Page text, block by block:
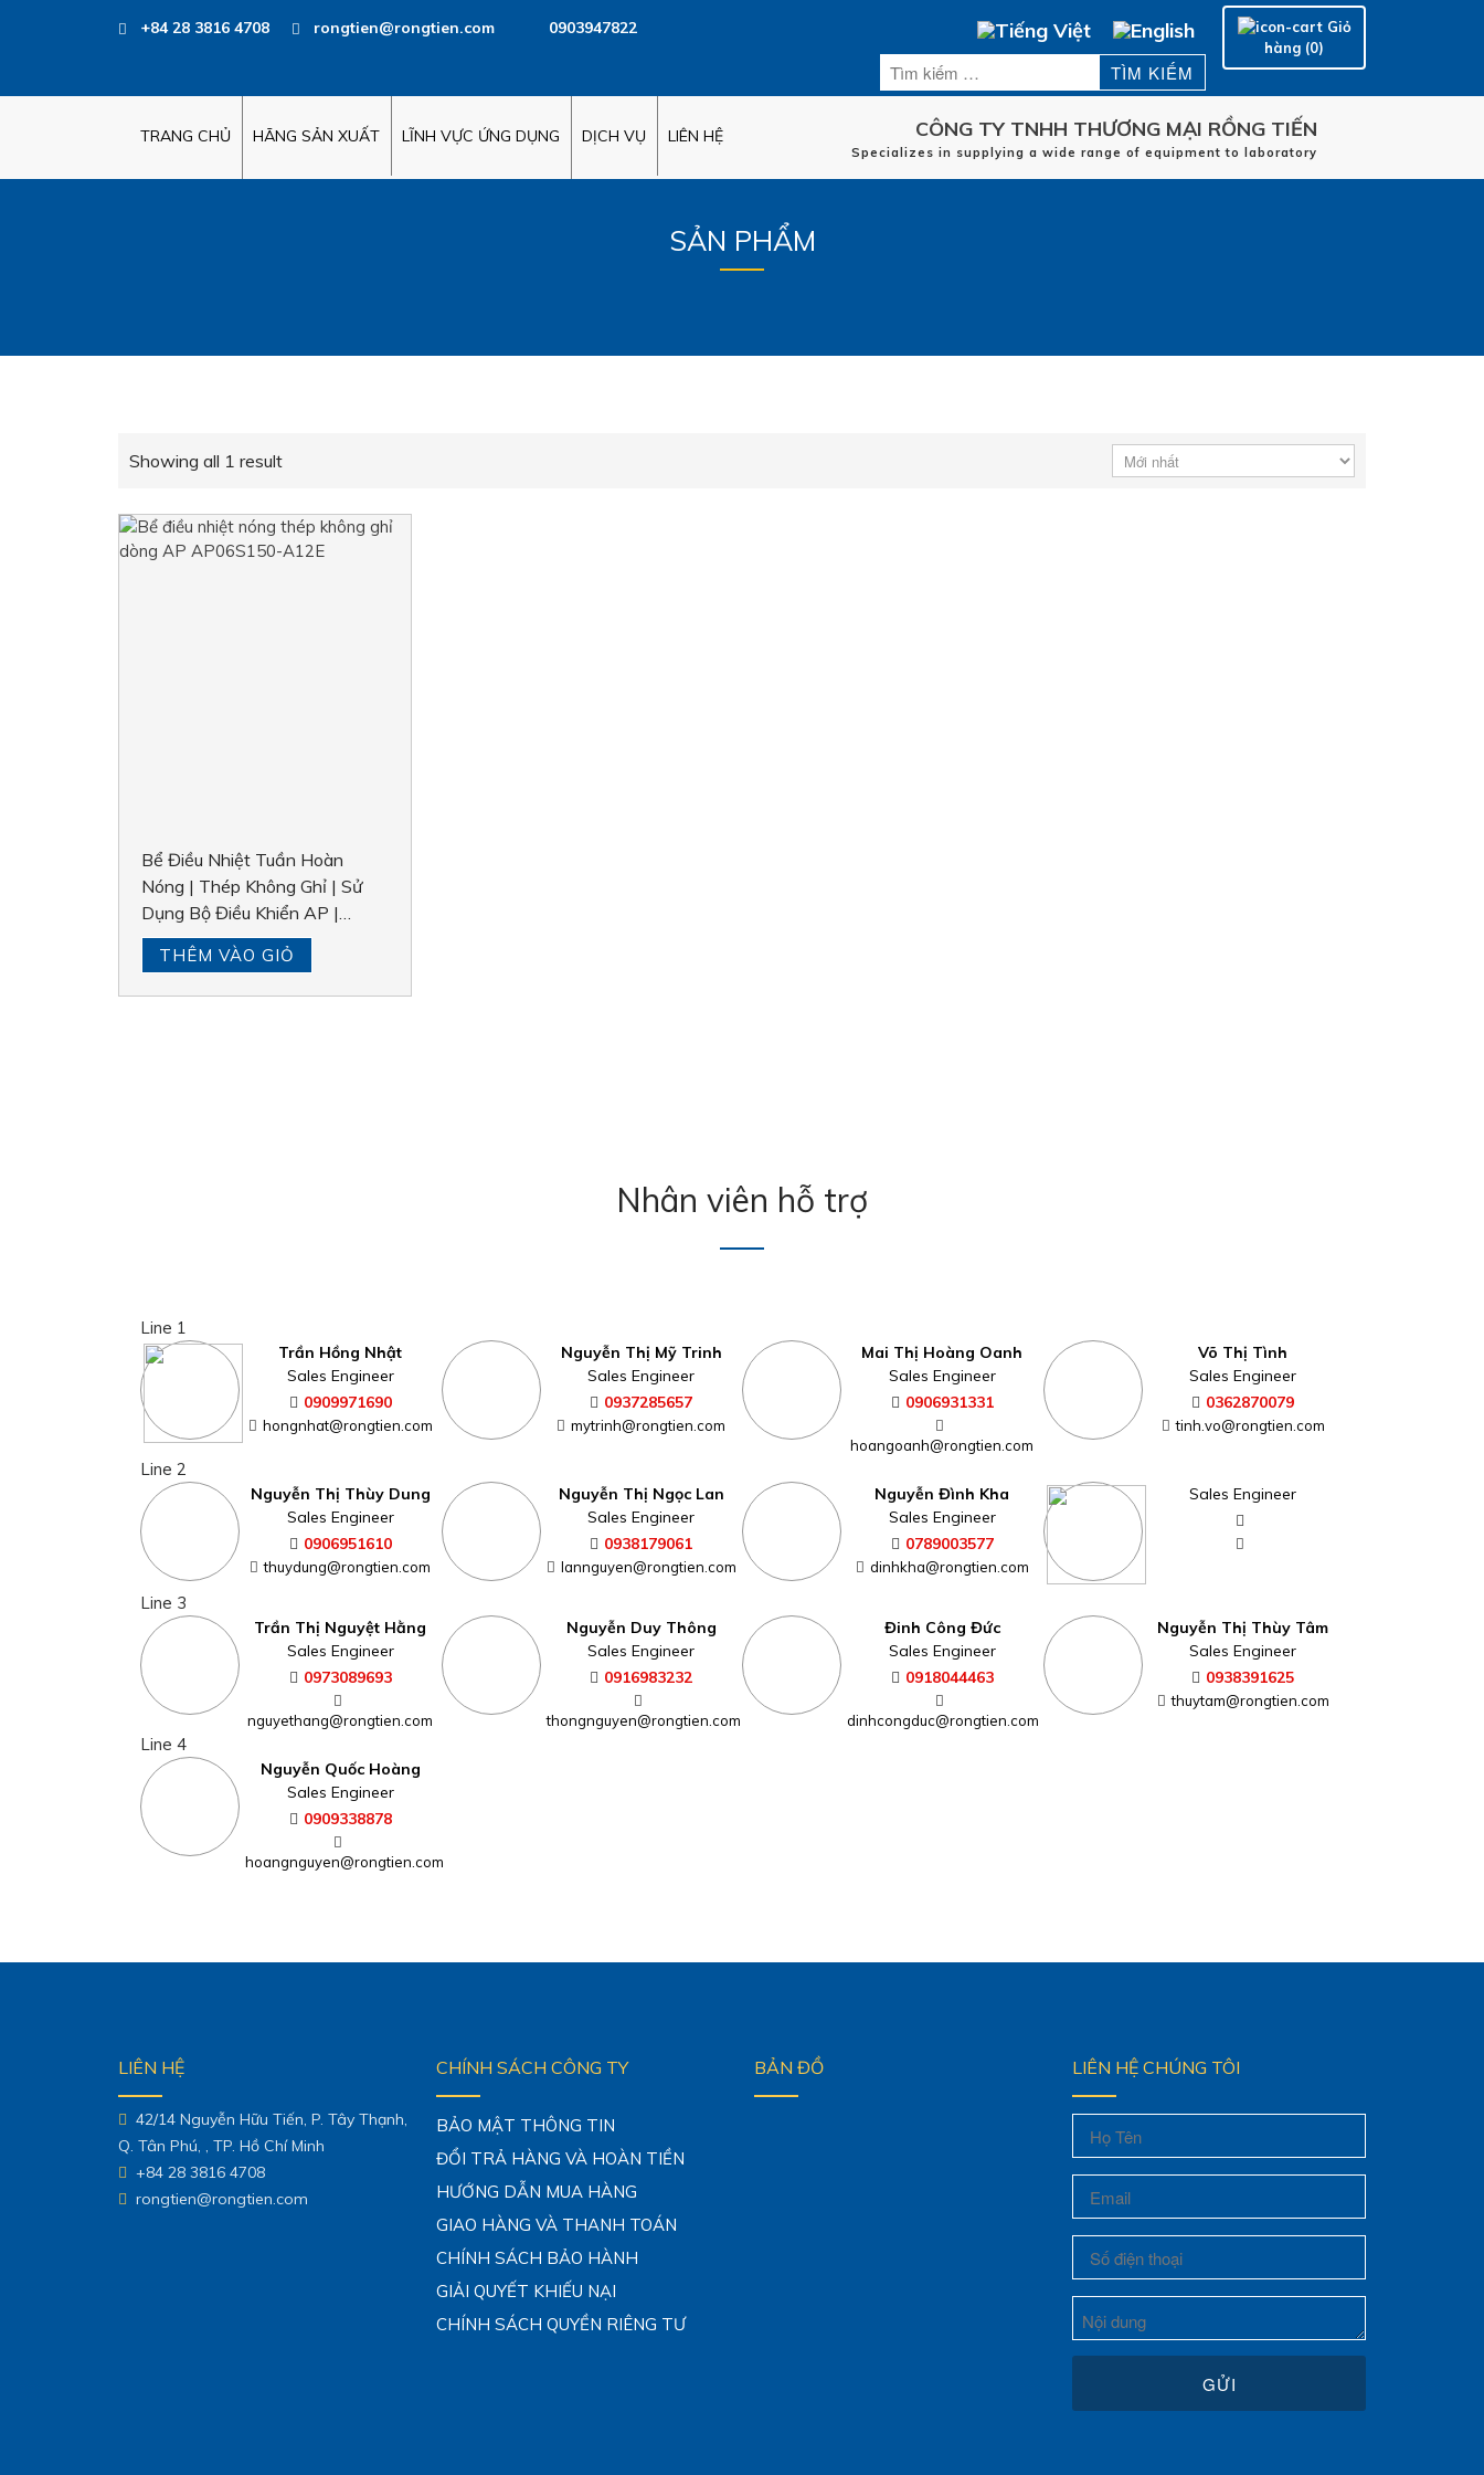
Trang chủ
+84 28 3816 4708 rongtien@rongtien.com 0903947822
Giỏ
hàng (0)
CÔNG TY TNHH THƯƠNG MẠI RỒNG TIẾN
Specializes in supplying a wide range of equipment to laboratory
TRANG CHỦ HÃNG SẢN XUẤT LĨNH VỰC ỨNG DỤNG DỊCH VỤ LIÊN HỆ
SẢN PHẨM
Showing all 1 result
Bể Điều Nhiệt Tuần Hoàn
Nóng | Thép Không Ghỉ | Sử
Dụng Bộ Điều Khiển AP |
Polyscience
THÊM VÀO GIỎ
Nhân viên hỗ trợ
Line 1
Trần Hồng Nhật
Sales Engineer
0909971690
hongnhat@rongtien.com
Nguyễn Thị Mỹ Trinh
Sales Engineer
0937285657
mytrinh@rongtien.com
Mai Thị Hoàng Oanh
Sales Engineer
0906931331
hoangoanh@rongtien.com
Võ Thị Tình
Sales Engineer
0362870079
tinh.vo@rongtien.com
Line 2
Nguyễn Thị Thùy Dung
Sales Engineer
0906951610
thuydung@rongtien.com
Nguyễn Thị Ngọc Lan
Sales Engineer
0938179061
lannguyen@rongtien.com
Nguyễn Đình Kha
Sales Engineer
0789003577
dinhkha@rongtien.com
Sales Engineer
Line 3
Trần Thị Nguyệt Hằng
Sales Engineer
0973089693
nguyethang@rongtien.com
Nguyễn Duy Thông
Sales Engineer
0916983232
thongnguyen@rongtien.com
Đinh Công Đức
Sales Engineer
0918044463
dinhcongduc@rongtien.com
Nguyễn Thị Thùy Tâm
Sales Engineer
0938391625
thuytam@rongtien.com
Line 4
Nguyễn Quốc Hoàng
Sales Engineer
0909338878
hoangnguyen@rongtien.com
LIÊN HỆ
42/14 Nguyễn Hữu Tiến, P. Tây Thạnh,
Q. Tân Phú, , TP. Hồ Chí Minh
+84 28 3816 4708
rongtien@rongtien.com
CHÍNH SÁCH CÔNG TY
BẢO MẬT THÔNG TIN
ĐỔI TRẢ HÀNG VÀ HOÀN TIỀN
HƯỚNG DẪN MUA HÀNG
GIAO HÀNG VÀ THANH TOÁN
CHÍNH SÁCH BẢO HÀNH
GIẢI QUYẾT KHIẾU NẠI
CHÍNH SÁCH QUYỀN RIÊNG TƯ
BẢN ĐỒ LIÊN HỆ CHÚNG TÔI